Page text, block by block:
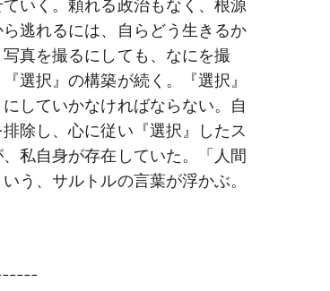
いく。頼れる政治もなく、根源
逃れるには、自らどう生きるか
真を撮るにしても、なにを撮
選択』の構築が続く。『選択』
していかなければならない。自
除し、心に従い『選択』したス
私自身が存在していた。「人間
う、サルトルの言葉が浮かぶ。